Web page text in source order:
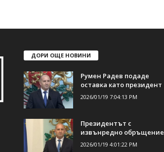
ДОРИ ОЩЕ НОВИНИ
Румен Радев подаде
оставка като президент
2026/01/19 7:04:13 PM
Президентът с
извънредно обръщение
2026/01/19 4:01:22 PM